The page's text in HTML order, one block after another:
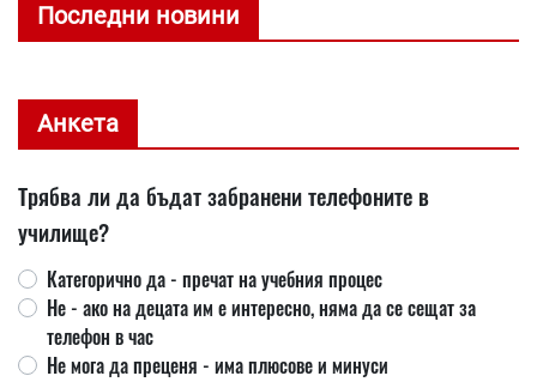
Последни новини
Анкета
Трябва ли да бъдат забранени телефоните в
училище?
Категорично да - пречат на учебния процес
Не - ако на децата им е интересно, няма да се сещат за
телефон в час
Не мога да преценя - има плюсове и минуси